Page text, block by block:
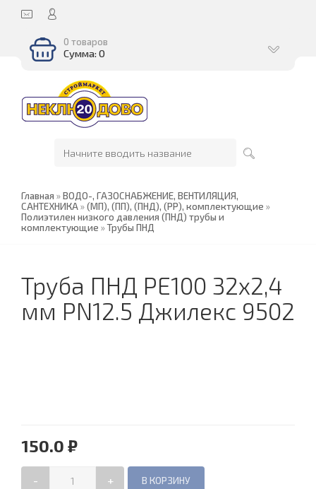
0 товаров
Сумма: 0
Главная »ВОДО-, ГАЗОСНАБЖЕНИЕ, ВЕНТИЛЯЦИЯ,
САНТЕХНИКА»(МП), (ПП), (ПНД), (РР), комплектующие »
Полиэтилен низкого давления (ПНД) трубы и
комплектующие »Трубы ПНД
Труба ПНД РЕ100 32х2,4
мм PN12.5 Джилекс 9502
150.0 ₽
- +